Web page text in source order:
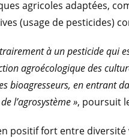
agricoles adaptées,
(usage de pesticides)
à un pesticide qui
agroécologique des
bioagresseurs, en entrant
l’agrosystème », poursuit
positif fort entre diversité